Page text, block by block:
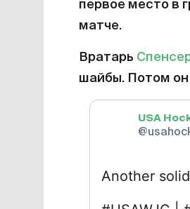
первое место в
матче.
Вратарь
шайбы. Потом он
USA
Another